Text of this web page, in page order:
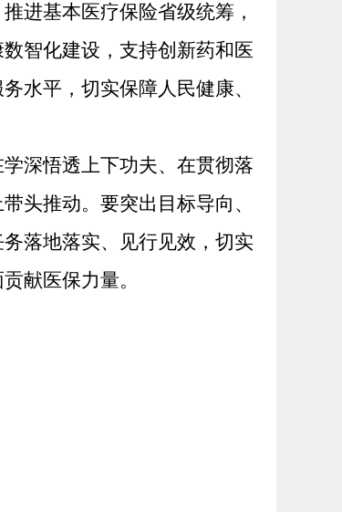
进基本医疗保险省级统筹，
智化建设，支持创新药和医
水平，切实保障人民健康、
深悟透上下功夫、在贯彻落
头推动。要突出目标导向、
落地落实、见行见效，切实
献医保力量。